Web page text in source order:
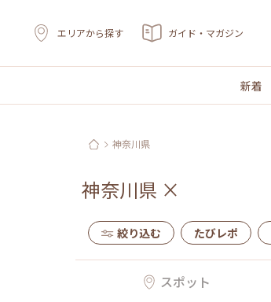
エリアから探す ガイド・マガジン
新着
神奈川県
神奈川県 ×
絞り込む たびレポ
スポット